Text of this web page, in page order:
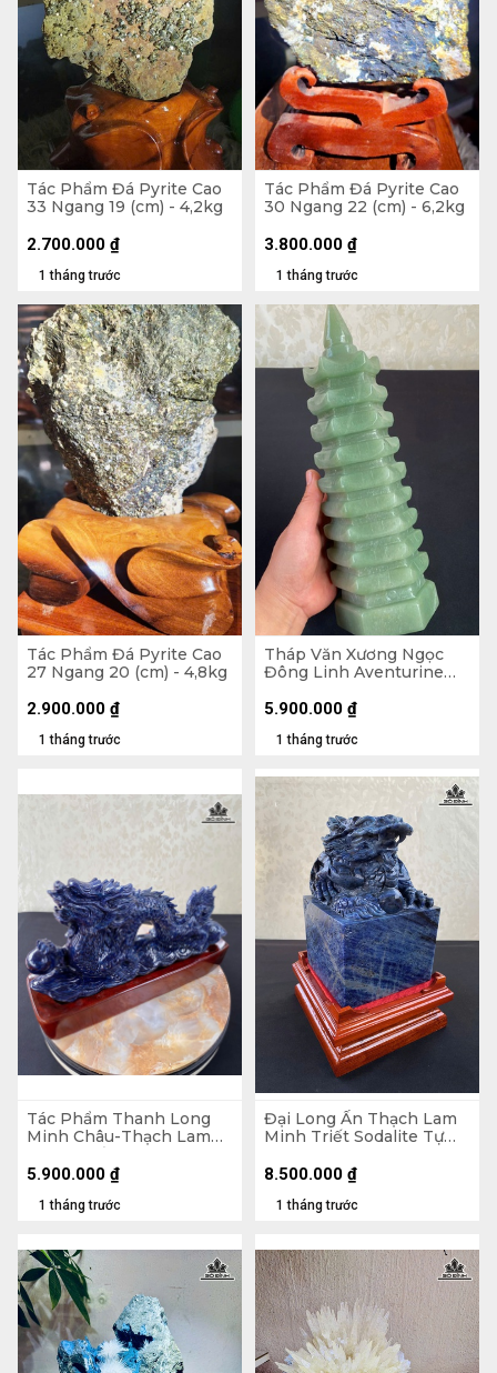
Tác Phẩm Đá Pyrite Cao
33 Ngang 19 (cm) - 4,2kg
1 tháng trước
2.700.000 ₫
Tác Phẩm Đá Pyrite Cao
30 Ngang 22 (cm) - 6,2kg
1 tháng trước
3.800.000 ₫
Tác Phẩm Đá Pyrite Cao
27 Ngang 20 (cm) - 4,8kg
1 tháng trước
2.900.000 ₫
Tháp Văn Xương Ngọc
Đông Linh Aventurine
Ngang 10,3 x Dày 9 (cm)
1 tháng trước
5.900.000 ₫
Tác Phẩm Thanh Long
Minh Châu-Thạch Lam
Minh Triết Sodalite Tự
Nhiên - Tượng đá 3,35kg
35,5x17x9 (cm ) - Riêng
Đế đế 4,75kg 21,5x35x12
1 tháng trước
5.900.000 ₫
Đại Long Ấn Thạch Lam
Minh Triết Sodalite Tự
1 tháng trước
8.500.000 ₫